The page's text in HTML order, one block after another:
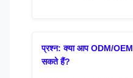
प्रश्न: क्या आप ODM/
सकते हैं?